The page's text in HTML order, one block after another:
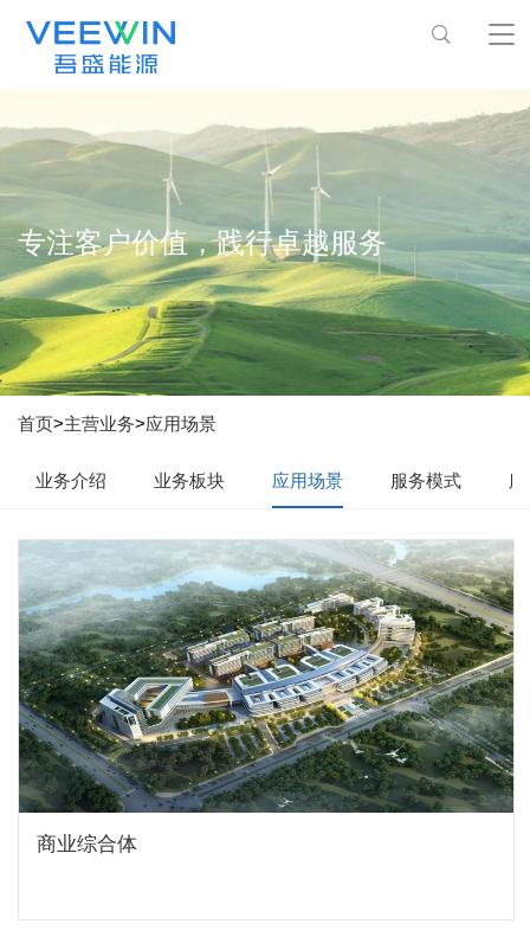
专注客户价值，践行卓越服务
首页>主营业务>应用场景
业务介绍 业务板块 应用场景 服务模式
商业综合体